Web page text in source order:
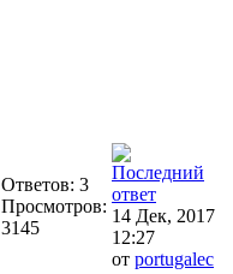
Ответов: 3
Просмотров:
3145
14 Дек, 2017
12:27
от portugalec